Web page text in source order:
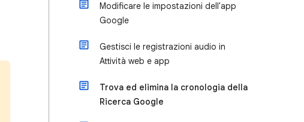
Modificare le impostazioni dell'app
Google
Gestisci le registrazioni audio in
Attività web e app
Trova ed elimina la cronologia della
Ricerca Google